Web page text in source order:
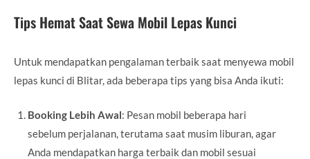
Tips Hemat Saat Sewa Mobil Lepas Kunci
Untuk mendapatkan pengalaman terbaik saat menyewa mobil
lepas kunci di Blitar, ada beberapa tips yang bisa Anda ikuti:
Booking Lebih Awal: Pesan mobil beberapa hari
sebelum perjalanan, terutama saat musim liburan, agar
Anda mendapatkan harga terbaik dan mobil sesuai